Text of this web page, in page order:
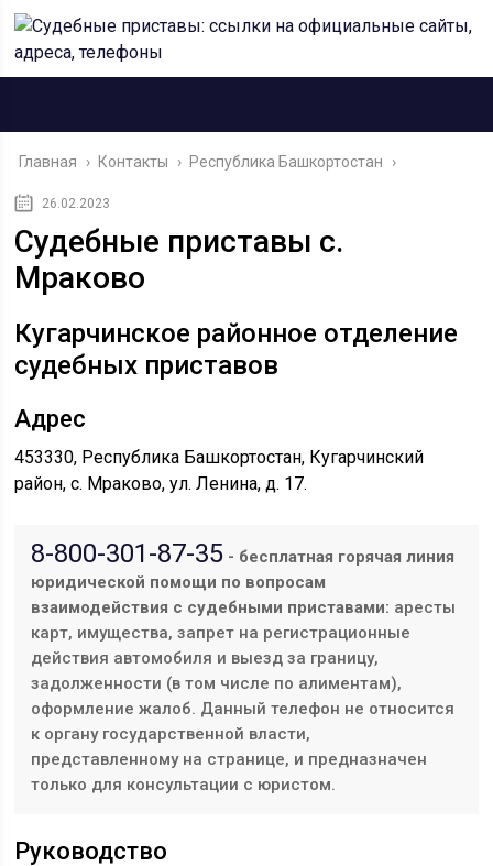
Главная › Контакты › Республика Башкортостан ›
26.02.2023
Судебные приставы с.
Мраково
Кугарчинское районное отделение
судебных приставов
Адрес
453330, Республика Башкортостан, Кугарчинский
район, с. Мраково, ул. Ленина, д. 17.
8-800-301-87-35 - бесплатная горячая линия
юридической помощи по вопросам
взаимодействия с судебными приставами: аресты
карт, имущества, запрет на регистрационные
действия автомобиля и выезд за границу,
задолженности (в том числе по алиментам),
оформление жалоб. Данный телефон не относится
к органу государственной власти,
представленному на странице, и предназначен
только для консультации с юристом.
Руководство